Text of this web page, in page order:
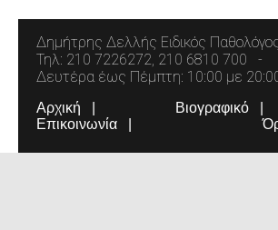
Δημήτρης Δελλής Ειδικός
Τηλ: 210 7226272, 210 6810 700
Δευτέρα έως Πέμπτη: 10:00 με
Αρχική Βιογραφικό
Επικοινωνία